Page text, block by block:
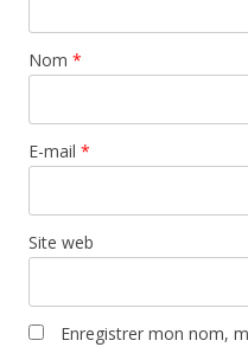
Nom *
E-mail *
Site web
Enregistrer mon nom,